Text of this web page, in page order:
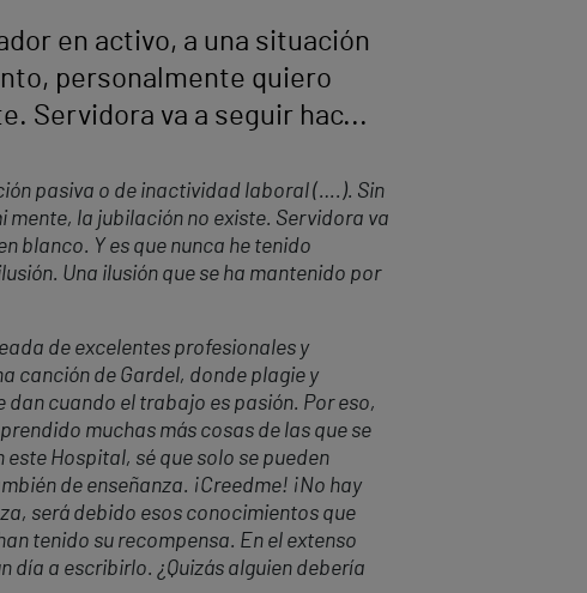
en activo, a una situación
personalmente quiero
Servidora va a seguir hac...
pasiva o de inactividad laboral (….). Sin
mente, la jubilación no existe. Servidora va
blanco. Y es que nunca he tenido
Una ilusión que se ha mantenido por
de excelentes profesionales y
canción de Gardel, donde plagie y
dan cuando el trabajo es pasión. Por eso,
muchas más cosas de las que se
Hospital, sé que solo se pueden
de enseñanza. ¡Creedme! ¡No hay
za, será debido esos conocimientos que
tenido su recompensa. En el extenso
día a escribirlo. ¿Quizás alguien debería